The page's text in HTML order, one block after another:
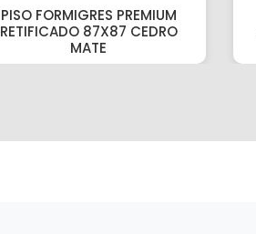
PISO FORMIGRES PREMIUM
RETIFICADO 87X87 CEDRO
MATE